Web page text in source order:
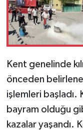
Kent genelinde
önceden
işlemleri başladı.
bayram olduğu
kazalar yaşandı.